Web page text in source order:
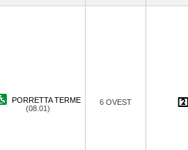
PORRETTA TERME
(08.01)
6 OVEST